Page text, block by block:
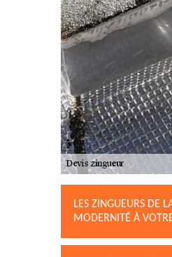
LES ZINGUEURS DE
MODERNITÉ À